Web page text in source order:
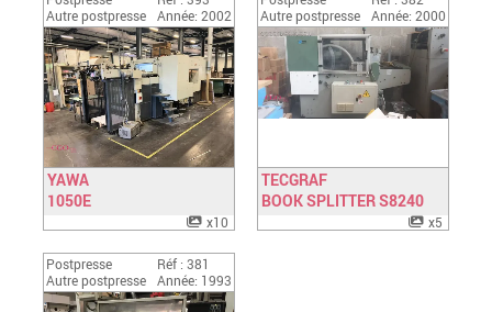
Autre postpresse
Année: 2002
YAWA
1050E
x10
Autre postpresse
Année: 2000
Have a look
TECGRAF
BOOK SPLITTER S8240
x5
Postpresse
Autre postpresse
Réf : 381
Année: 1993